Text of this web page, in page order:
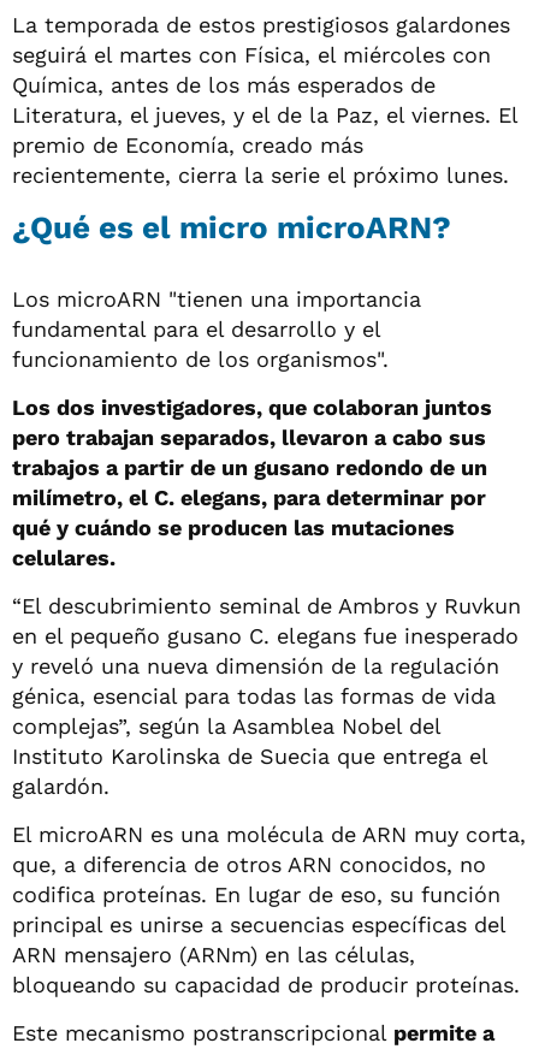
La temporada de estos prestigiosos galardones
seguirá el martes con Física, el miércoles con
Química, antes de los más esperados de
Literatura, el jueves, y el de la Paz, el viernes. El
premio de Economía, creado más
recientemente, cierra la serie el próximo lunes.
¿Qué es el micro microARN?
Los microARN "tienen una importancia
fundamental para el desarrollo y el
funcionamiento de los organismos".
Los dos investigadores, que colaboran juntos
pero trabajan separados, llevaron a cabo sus
trabajos a partir de un gusano redondo de un
milímetro, el C. elegans, para determinar por
qué y cuándo se producen las mutaciones
celulares.
“El descubrimiento seminal de Ambros y Ruvkun
en el pequeño gusano C. elegans fue inesperado
y reveló una nueva dimensión de la regulación
génica, esencial para todas las formas de vida
complejas”, según la Asamblea Nobel del
Instituto Karolinska de Suecia que entrega el
galardón.
El microARN es una molécula de ARN muy corta,
que, a diferencia de otros ARN conocidos, no
codifica proteínas. En lugar de eso, su función
principal es unirse a secuencias específicas del
ARN mensajero (ARNm) en las células,
bloqueando su capacidad de producir proteínas.
Este mecanismo postranscripcional permite a